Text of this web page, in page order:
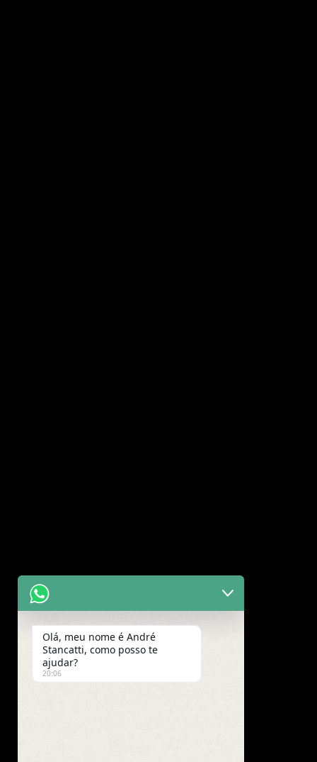
Olá, meu nome é André
Stancatti, como posso te
ajudar?
20:06